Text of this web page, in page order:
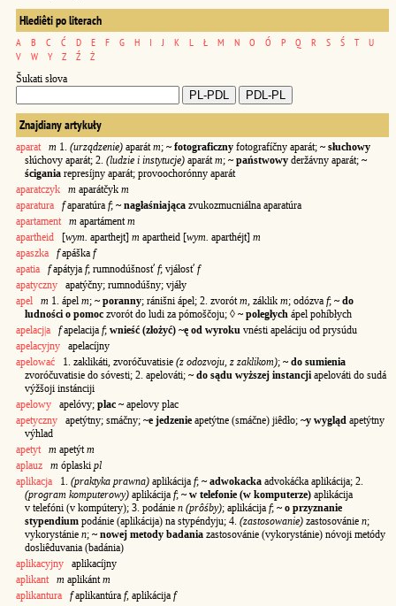
Hlediêti po literach
A B C Ć D E F G H I J K L Ł M N O Ó P Q R S Ś T
U
V
W Y Z Ź Ż
Šukati słova
Znajdiany artykuły
aparat m 1. (urządzenie) aparát m; ~ fotograficzny fotografíčny aparát; ~ słuchowy
słúchovy aparát; 2. (ludzie i instytucje) aparát m; ~ państwowy deržávny aparát; ~
ścigania represíjny aparát; provoochorónny aparát
aparatczyk
m aparátčyk m
aparatura
faparatúra f; ~ nagłaśniająca zvukozmucniálna aparatúra
apartament
m apartáment m
apartheid [wym. aparthejt] m apartheid [wym. aparthéjt] m
apaszka
fapáška f
apatia
fapátyja f; rumnodúšnosť f; vjáłosť f
apatyczny apatýčny; rumnodúšny; vjáły
apel
m 1. ápel m; ~ poranny; ránišni ápel; 2. zvorót m , záklik m; odózva f; ~ do
ludności o pomoc zvorót do ludi za pómoščoju; ◊ ~ poległych ápel pohíbłych
apelacj|a
fapelacija f; wnieść (złożyć) ~ę od wyroku vnésti apeláciju od prysúdu
apelacyjny apelacíjny
apelować 1. zaklikáti, zvoróčuvatisie (z odozvoju, z zaklikom); ~ do sumienia
zvoróčuvatisie do sóvesti; 2. apelováti; ~ do sądu wyższej instancji apelováti do sudá
výžšoji instánciji
apelowy apelóvy; plac ~ apelovy plac
apetyczny apetýtny; smáčny; ~e jedzenie apetýtne (smáčne) jiêdło; ~y wygląd apetýtny
výhlad
apetyt
m apetýt m
aplauz
m óplaski pl
aplikacja 1. (praktyka prawna) aplikácija f; ~ adwokacka advokáćka aplikácija; 2.
(program komputerowy) aplikácija f; ~ w telefonie (w komputerze) aplikácija
v telefóni (v kompútery); 3. podánie n (prôśby); aplikácija f; ~ o przyznanie
stypendium podánie (aplikácija) na stypéndyju; 4. (zastosowanie) zastosovánie n;
vykorystánie n; ~ nowej metody badania zastosovánie (vykorystánie) nóvoji metódy
dosliêduvania (badánia)
aplikacyjny aplikacíjny
aplikant
m aplikánt m
aplikantura
faplikantúra f, aplikácija f